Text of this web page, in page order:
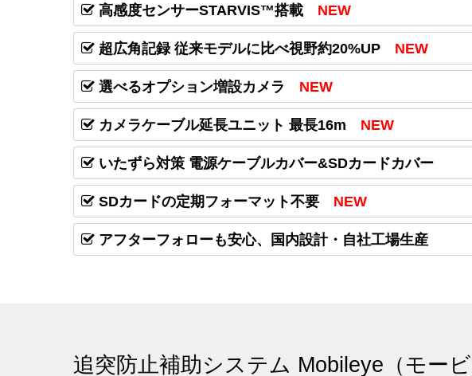
高感度センサーSTARVIS™搭載 NEW
超広角記録 従来モデルに比べ視野約20%UP NEW
選べるオプション増設カメラ NEW
カメラケーブル延長ユニット 最長16m NEW
いたずら対策 電源ケーブルカバー&SDカードカバー
SDカードの定期フォーマット不要 NEW
アフターフォローも安心、国内設計・自社工場生産
追突防止補助システム Mobileye（モー